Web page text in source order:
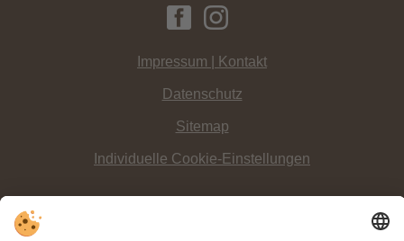
Impressum | Kontakt
Datenschutz
Sitemap
Individuelle Cookie-Einstellungen
INFO: ist ein wahres Paradies für alle, die